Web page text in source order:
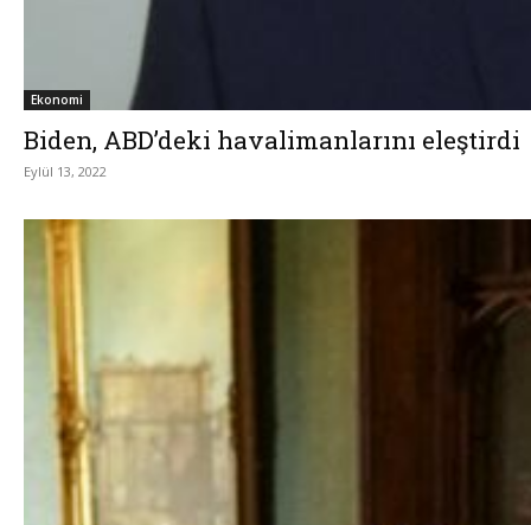
Ekonomi
Biden, ABD’deki havalimanlarını eleştirdi
Eylül 13, 2022